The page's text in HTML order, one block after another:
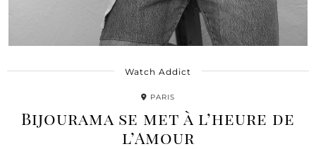
Watch Addict
PARIS
Bijourama se met à l’heure de
l’Amour